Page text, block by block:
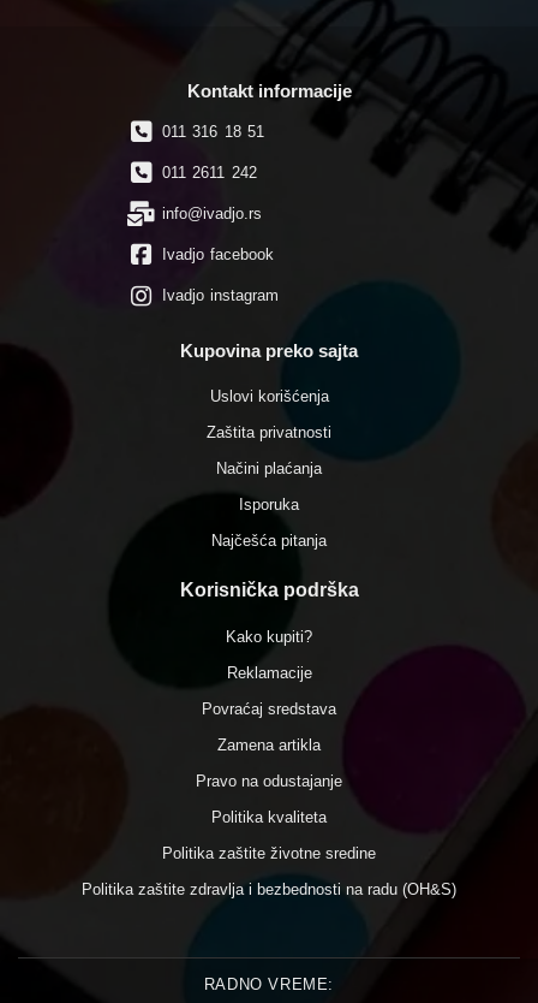
Kontakt informacije
011 316 18 51
011 2611 242
info@ivadjo.rs
Ivadjo facebook
Ivadjo instagram
Kupovina preko sajta
Uslovi korišćenja
Zaštita privatnosti
Načini plaćanja
Isporuka
Najčešća pitanja
Korisnička podrška
Kako kupiti?
Reklamacije
Povraćaj sredstava
Zamena artikla
Pravo na odustajanje
Politika kvaliteta
Politika zaštite životne sredine
Politika zaštite zdravlja i bezbednosti na radu (OH&S)
RADNO VREME: